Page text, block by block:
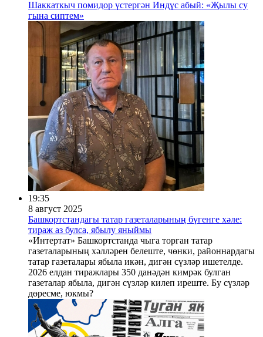
Шаккаткыч помидор үстергән Индүс абый: «Җылы су
гына сиптем»
19:35
8 август 2025
Башкортстандагы татар газеталарының бүгенге хәле:
тираж аз булса, ябылу яныймы
«Интертат» Башкортстанда чыга торган татар
газеталарының хәлләрен белеште, чөнки, районнардагы
татар газеталары ябыла икән, дигән сүзләр ишетелде.
2026 елдан тиражлары 350 данәдән кимрәк булган
газеталар ябыла, дигән сүзләр килеп иреште. Бу сүзләр
дөресме, юкмы?